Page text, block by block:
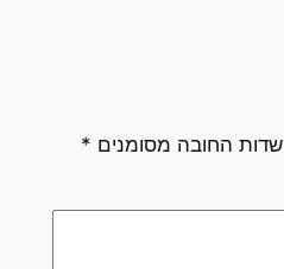
שדות החובה מסומנים *